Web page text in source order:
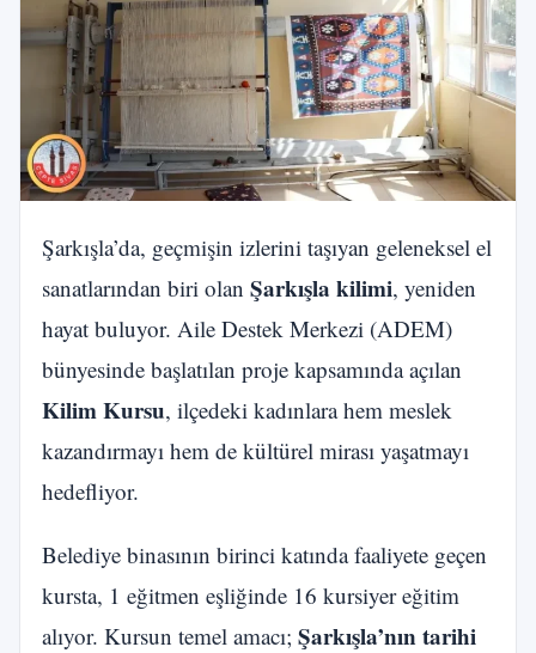
Şarkışla’da, geçmişin izlerini taşıyan geleneksel el
sanatlarından biri olan Şarkışla kilimi, yeniden
hayat buluyor. Aile Destek Merkezi (ADEM)
bünyesinde başlatılan proje kapsamında açılan
Kilim Kursu, ilçedeki kadınlara hem meslek
kazandırmayı hem de kültürel mirası yaşatmayı
hedefliyor.
Belediye binasının birinci katında faaliyete geçen
kursta, 1 eğitmen eşliğinde 16 kursiyer eğitim
alıyor. Kursun temel amacı; Şarkışla’nın tarihi